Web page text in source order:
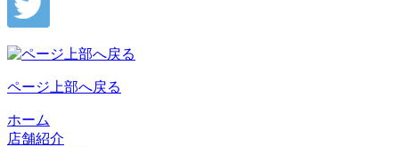
ページ上部へ戻る
ホーム
店舗紹介